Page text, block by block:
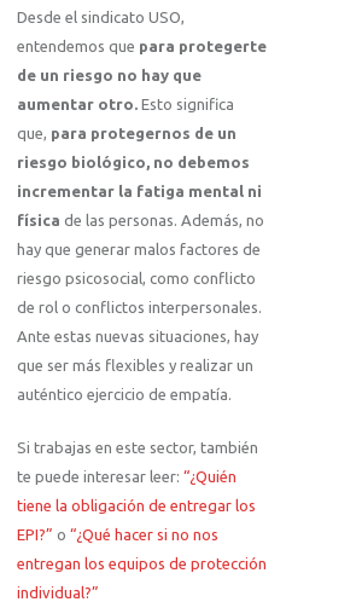
Desde el sindicato USO,
entendemos que para protegerte
de un riesgo no hay que
aumentar otro. Esto significa
que, para protegernos de un
riesgo biológico, no debemos
incrementar la fatiga mental ni
física de las personas. Además, no
hay que generar malos factores de
riesgo psicosocial, como conflicto
de rol o conflictos interpersonales.
Ante estas nuevas situaciones, hay
que ser más flexibles y realizar un
auténtico ejercicio de empatía.
Si trabajas en este sector, también
te puede interesar leer: “¿Quién
tiene la obligación de entregar los
EPI?” o “¿Qué hacer si no nos
entregan los equipos de protección
individual?”